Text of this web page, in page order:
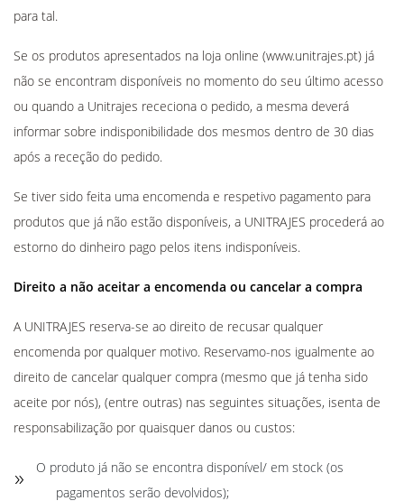
para tal.
Se os produtos apresentados na loja online (www.unitrajes.pt) já
não se encontram disponíveis no momento do seu último acesso
ou quando a Unitrajes receciona o pedido, a mesma deverá
informar sobre indisponibilidade dos mesmos dentro de 30 dias
após a receção do pedido.
Se tiver sido feita uma encomenda e respetivo pagamento para
produtos que já não estão disponíveis, a UNITRAJES procederá ao
estorno do dinheiro pago pelos itens indisponíveis.
Direito a não aceitar a encomenda ou cancelar a compra
A UNITRAJES reserva-se ao direito de recusar qualquer
encomenda por qualquer motivo. Reservamo-nos igualmente ao
direito de cancelar qualquer compra (mesmo que já tenha sido
aceite por nós), (entre outras) nas seguintes situações, isenta de
responsabilização por quaisquer danos ou custos:
O produto já não se encontra disponível/ em stock (os
pagamentos serão devolvidos);